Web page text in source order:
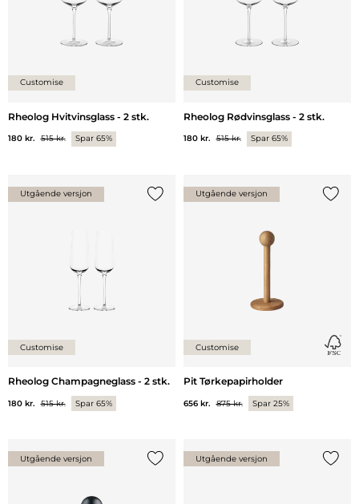
Customise
Rheolog Hvitvinsglass - 2 stk.
180 kr. 515 kr. Spar 65%
Customise
Rheolog Rødvinsglass - 2 stk.
180 kr. 515 kr. Spar 65%
Utgående versjon
Customise
Rheolog Champagneglass - 2 stk.
180 kr. 515 kr. Spar 65%
Utgående versjon
Customise
Pit Tørkepapirholder
656 kr. 875 kr. Spar 25%
Utgående versjon Utgående versjon